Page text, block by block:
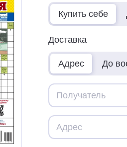
Купить себе
Доставка
Адрес До